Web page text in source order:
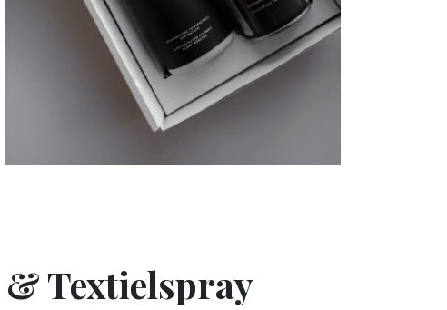
& Textielspray